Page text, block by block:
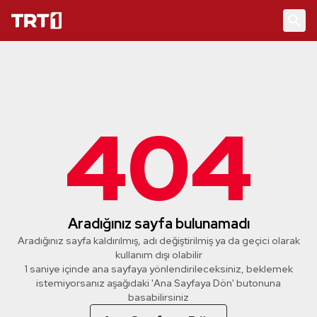
404
Aradığınız sayfa bulunamadı
Aradığınız sayfa kaldırılmış, adı değiştirilmiş ya da geçici olarak
kullanım dışı olabilir
1 saniye içinde ana sayfaya yönlendirileceksiniz, beklemek
istemiyorsanız aşağıdaki 'Ana Sayfaya Dön' butonuna
basabilirsiniz